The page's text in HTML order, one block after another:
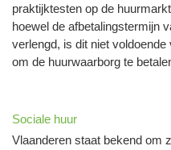
praktijktesten op de
hoewel de afbetalingstermijn
verlengd, is dit niet
om de huurwaarborg te
Sociale huur
Vlaanderen staat bekend om